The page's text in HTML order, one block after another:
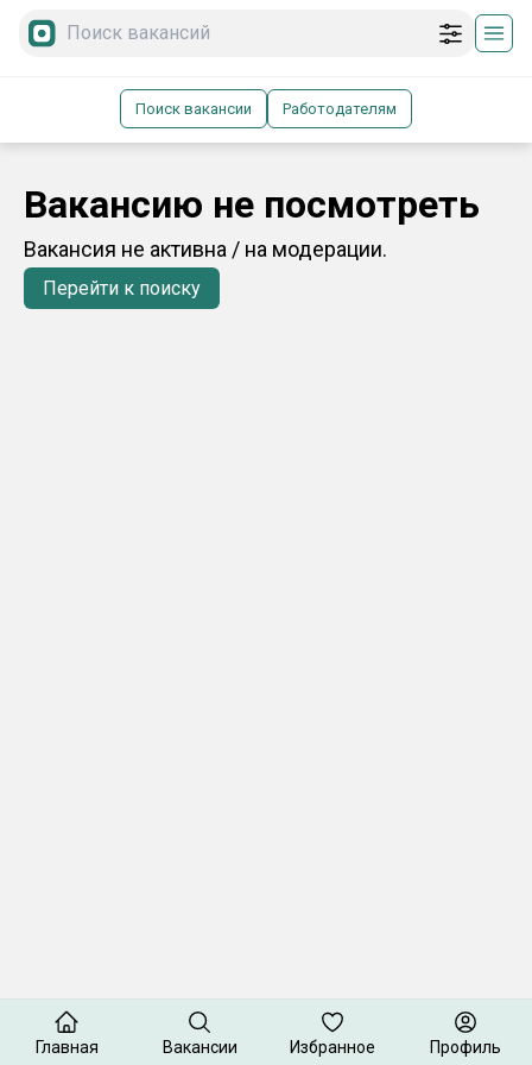
Поиск вакансии Работодателям
Вакансию не посмотреть
Вакансия не активна / на модерации.
Перейти к поиску
Главная Вакансии Избранное Профиль